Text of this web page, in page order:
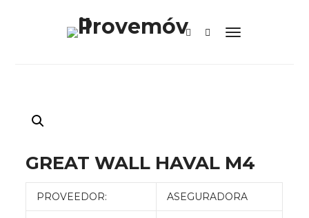
GREAT WALL HAVAL M4
PROVEEDOR: ASEGURADORA